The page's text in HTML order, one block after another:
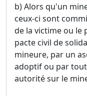
b) Alors qu'un
ceux-ci sont
de la victime ou le
pacte civil de
mineure, par un
adoptif ou par
autorité sur le